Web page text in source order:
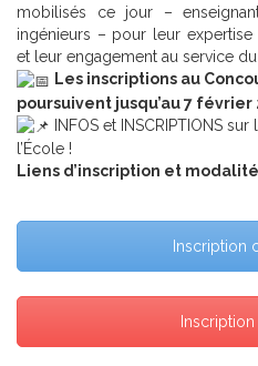
mobilisés ce jour –
ingénieurs – pour leur
et leur engagement au service
Les inscriptions au
poursuivent jusqu’au 7 février
INFOS et INSCRIPTIONS
l’École !
Liens d’inscription et
Inscription